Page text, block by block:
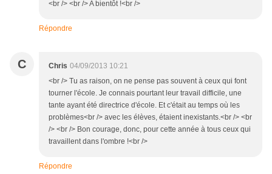
<br /> <br /> A bientôt !<br />
Répondre
C Chris 04/09/2013 10:21
<br /> Tu as raison, on ne pense pas souvent à ceux qui font
tourner l'école. Je connais pourtant leur travail difficile, une
tante ayant été directrice d'école. Et c'était au temps où les
problèmes<br /> avec les élèves, étaient inexistants.<br /> <br
/> <br /> Bon courage, donc, pour cette année à tous ceux qui
travaillent dans l'ombre !<br />
Répondre